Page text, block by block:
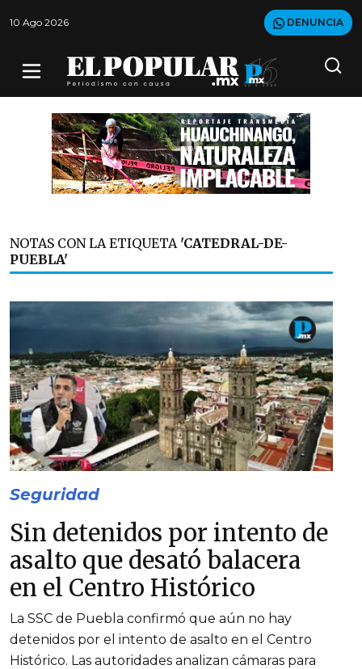
10 Ago 2026 DENUNCIA
NOTAS CON LA ETIQUETA 'CATEDRAL-DE-
PUEBLA'
Seguridad
Sin detenidos por intento de
asalto que desató balacera
en el Centro Histórico
La SSC de Puebla confirmó que aún no hay
detenidos por el intento de asalto en el Centro
Histórico. Las autoridades analizan cámaras para